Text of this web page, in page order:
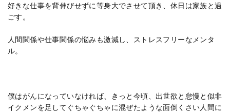
好きな仕事を背伸びせずに等身大でさせて頂き、休日は家族と過
ごす。
人間関係や仕事関係の悩みも激減し、ストレスフリーなメンタ
ル。
僕はがんになっていなければ、きっと今頃、出世欲と怠慢と似非
イクメンを足してぐちゃぐちゃに混ぜたような面倒くさい人間に